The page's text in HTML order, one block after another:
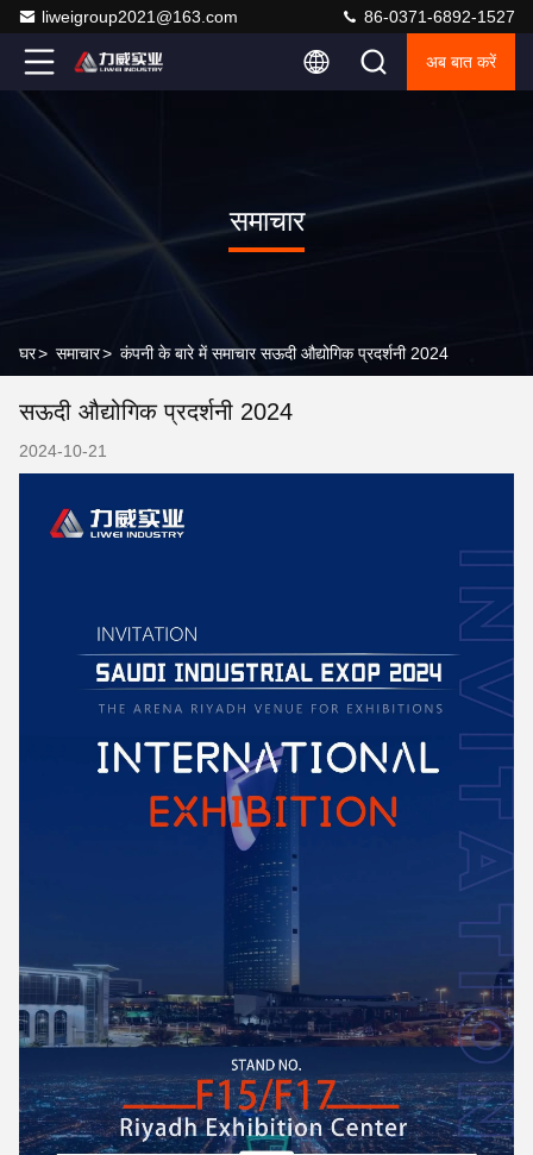
liweigroup2021@163.com 86-0371-6892-1527
अब बात करें
समाचार
घर> समाचार> कंपनी के बारे में समाचार सऊदी औद्योगिक प्रदर्शनी 2024
सऊदी औद्योगिक प्रदर्शनी 2024
2024-10-21